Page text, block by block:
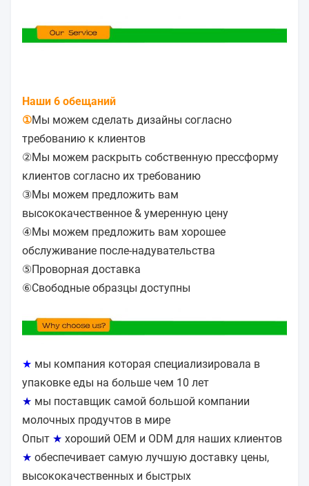
Наши 6 обещаний
①Мы можем сделать дизайны согласно
требованию к клиентов
②Мы можем раскрыть собственную прессформу
клиентов согласно их требованию
③Мы можем предложить вам
высококачественное & умеренную цену
④Мы можем предложить вам хорошее
обслуживание после-надувательства
⑤Проворная доставка
⑥Свободные образцы доступны
★ мы компания которая специализировала в
упаковке еды на больше чем 10 лет
★ мы поставщик самой большой компании
молочных продучтов в мире
Опыт ★ хороший OEM и ODM для наших клиентов
★ обеспечивает самую лучшую доставку цены,
высококачественных и быстрых